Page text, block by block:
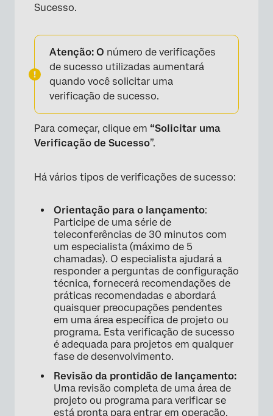
×
Sucesso.
Atenção: O número de verificações
de sucesso utilizadas aumentará
quando você solicitar uma
verificação de sucesso.
Para começar, clique em “Solicitar uma
Verificação de Sucesso”.
Há vários tipos de verificações de sucesso:
Orientação para o lançamento:
Participe de uma série de
teleconferências de 30 minutos com
um especialista (máximo de 5
chamadas). O especialista ajudará a
responder a perguntas de configuração
técnica, fornecerá recomendações de
práticas recomendadas e abordará
quaisquer preocupações pendentes
em uma área específica de projeto ou
programa. Esta verificação de sucesso
é adequada para projetos em qualquer
fase de desenvolvimento.
Revisão da prontidão de lançamento:
Uma revisão completa de uma área de
projeto ou programa para verificar se
está pronta para entrar em operação.